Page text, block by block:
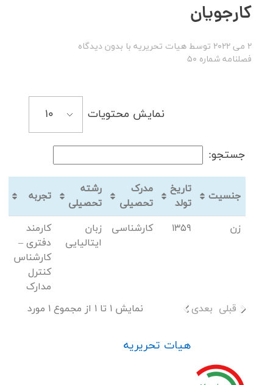
کارجویان
2 می 2022 توسط هیات تحریریه با بدون دیدگاه
فصلنامه شماره 50
نمایش محتویات
جستجو:
جنسیت
تاریخ
تولد
مدرک
تحصیلی
رشته
تحصیلی
تجربه
زن 1359 کارشناسی
زبان
ایتالیایی
کارمند
دفتری –
کارشناس
کنترل
مدارک
نمایش 1 تا 1 از مجموع 1 مورد
قبلی بعدی
هیات تحریریه